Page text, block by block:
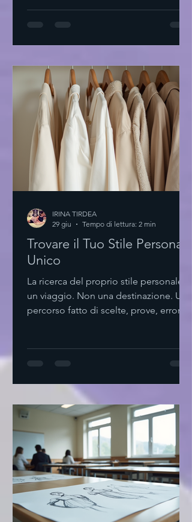
unicità. L'essenza degli abiti di alta
È arte. È precisione. È passione. I
materiali sono scelti con cura. Le linee
sono pulite. Il design è essenziale.
Ogni dettaglio conta
Trovare il Tuo Stile Personale
Unico
La ricerca del proprio stile personale è
un viaggio. Non una destinazione. Un
percorso fatto di scelte, prove, errori.
mio agio? Non seguo mode. Cerco
ciò che risuona dentro. Provo. Mix di
colori. Texture diverse. Tagli semplici.
Non ho fretta. Il tempo è alleato.
Svuota il guardaroba. Tieni solo ciò
che ami. Agg
IRINA TIRDEA
29 giu
Tempo di lettura: 2 min